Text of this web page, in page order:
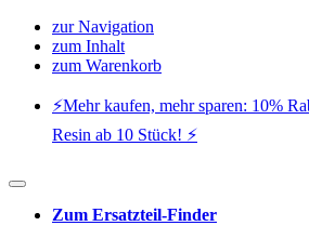
zur Navigation
zum Inhalt
zum Warenkorb
⚡️Mehr kaufen, mehr sparen: 10%
Resin ab 10 Stück! ⚡️
Zum Ersatzteil-Finder